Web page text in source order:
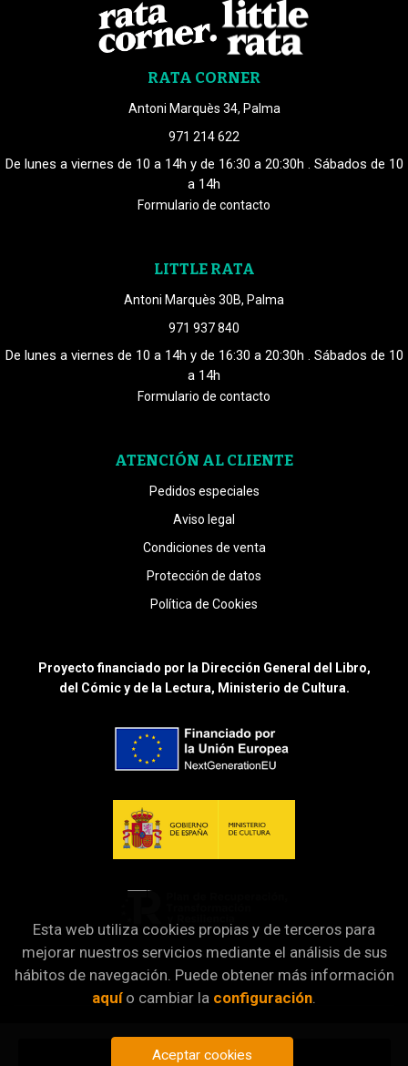
RATA CORNER
Antoni Marquès 34, Palma
971 214 622
De lunes a viernes de 10 a 14h y de 16:30 a 20:30h . Sábados de 10
a 14h
Formulario de contacto
LITTLE RATA
Antoni Marquès 30B, Palma
971 937 840
De lunes a viernes de 10 a 14h y de 16:30 a 20:30h . Sábados de 10
a 14h
Formulario de contacto
ATENCIÓN AL CLIENTE
Pedidos especiales
Aviso legal
Condiciones de venta
Protección de datos
Política de Cookies
Proyecto financiado por la Dirección General del Libro,
del Cómic y de la Lectura, Ministerio de Cultura.
Esta web utiliza cookies propias y de terceros para
mejorar nuestros servicios mediante el análisis de sus
hábitos de navegación. Puede obtener más información
aquío cambiar la configuración.
Aceptar cookies